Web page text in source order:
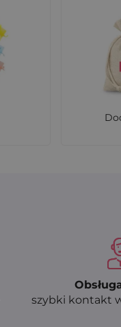
szybki kontakt